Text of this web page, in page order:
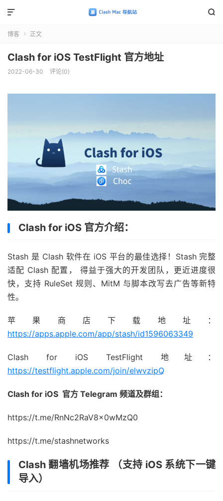


博客  正文
Clash for iOS TestFlight 官方地址
2022-06-30 评论(0)
Clash for iOS 官方介绍：
Stash 是 Clash 软件在 iOS 平台的最佳选择！Stash 完整
适配 Clash 配置， 得益于强大的开发团队，更近进度很
快，支持 RuleSet 规则、MitM 与脚本改写去广告等新特
性。
苹果商店下载地址：
https://apps.apple.com/app/stash/id1596063349
Clash for iOS TestFlight 地址：
https://testflight.apple.com/join/elwvzipQ
Clash for iOS 官方 Telegram 频道及群组：
https://t.me/RnNc2RaV8x0wMzQ0
https://t.me/stashnetworks
Clash 翻墙机场推荐 （支持 iOS 系统下一键
导入）